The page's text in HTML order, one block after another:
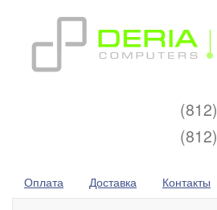
(812)
(812)
Оплата Доставка Контакты